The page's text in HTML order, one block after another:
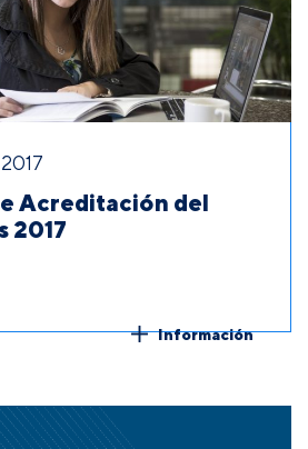
Acreditación del
2017
Información